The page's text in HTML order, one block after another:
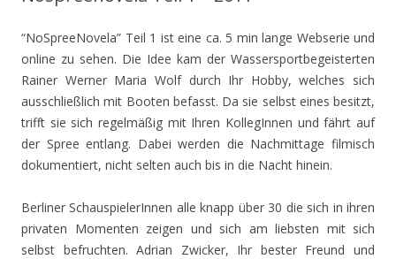
“NoSpreeNovela” Teil 1 ist eine ca. 5 min lange Webserie und
online zu sehen. Die Idee kam der Wassersportbegeisterten
Rainer Werner Maria Wolf durch Ihr Hobby, welches sich
ausschließlich mit Booten befasst. Da sie selbst eines besitzt,
trifft sie sich regelmäßig mit Ihren KollegInnen und fährt auf
der Spree entlang. Dabei werden die Nachmittage filmisch
dokumentiert, nicht selten auch bis in die Nacht hinein.
Berliner SchauspielerInnen alle knapp über 30 die sich in ihren
privaten Momenten zeigen und sich am liebsten mit sich
selbst befruchten. Adrian Zwicker, Ihr bester Freund und